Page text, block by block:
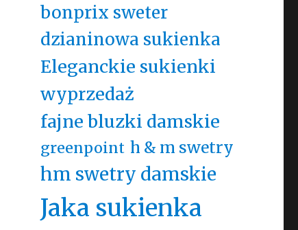
bonprix sweter
dzianinowa sukienka
Eleganckie sukienki
wyprzedaż
fajne bluzki damskie
greenpoint h & m swetry
hm swetry damskie
Jaka sukienka